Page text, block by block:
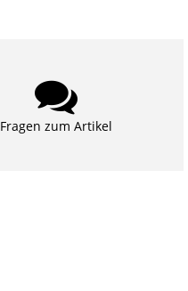
Fragen zum Artikel